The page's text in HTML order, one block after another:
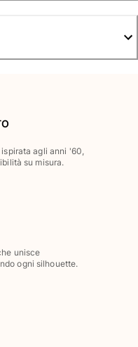
agli anni '60,
su misura.
unisce
ogni silhouette.